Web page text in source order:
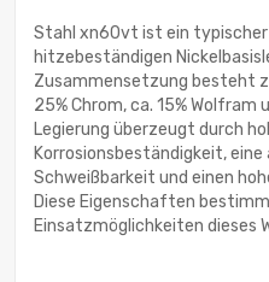
Stahl xn60vt ist ein
hitzebeständigen
Zusammensetzung besteht
25% Chrom, ca. 15% Wolfram
Legierung überzeugt durch
Korrosionsbeständigkeit,
Schweißbarkeit und einen
Diese Eigenschaften
Einsatzmöglichkeiten dieses